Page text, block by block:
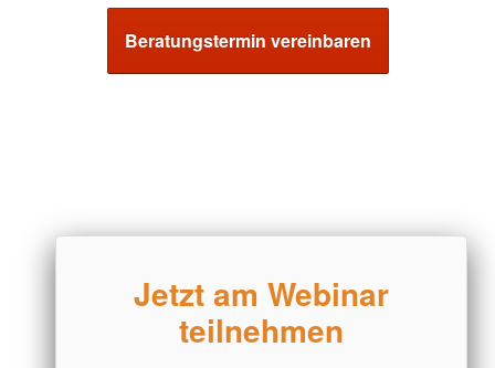
Beratungstermin vereinbaren
Jetzt am Webinar
teilnehmen